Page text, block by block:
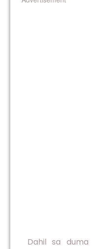
Dahil sa